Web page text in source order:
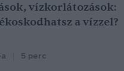
vízkorlátozások:
a vízzel?
5 perc